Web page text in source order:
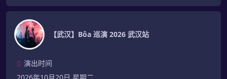
【武汉】Bôa 巡演 2026 武汉站
演出时间
2026年10月20日 星期二